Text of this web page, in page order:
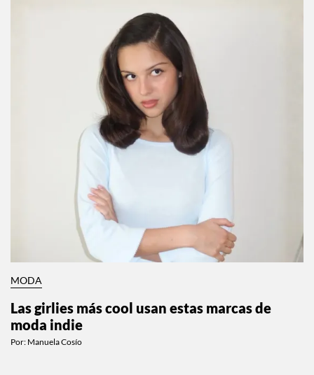
MODA
Las girlies más cool usan estas marcas de
moda indie
Por: Manuela Cosío